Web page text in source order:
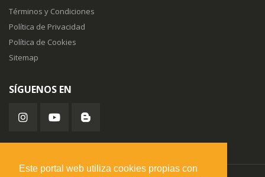
Este portal web utiliza cookies propias con
Términos y Condiciones
Política de Privacidad
Política de Cookies
Sitemap
SÍGUENOS EN